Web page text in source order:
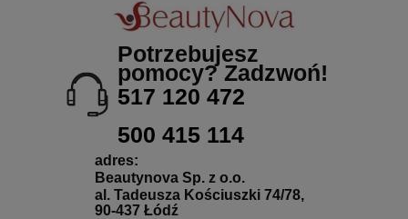
Potrzebujesz
pomocy? Zadzwoń!
517 120 472
500 415 114
adres:
Beautynova Sp. z o.o.
al. Tadeusza Kościuszki 74/78,
90-437 Łódź